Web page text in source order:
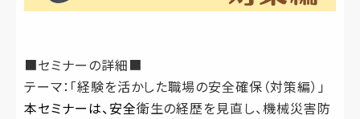
■セミナーの詳細■
テーマ：「経験を活かした職場の安全確保（対策編）」
本セミナーは、安全衛生の経歴を見直し、機械災害防